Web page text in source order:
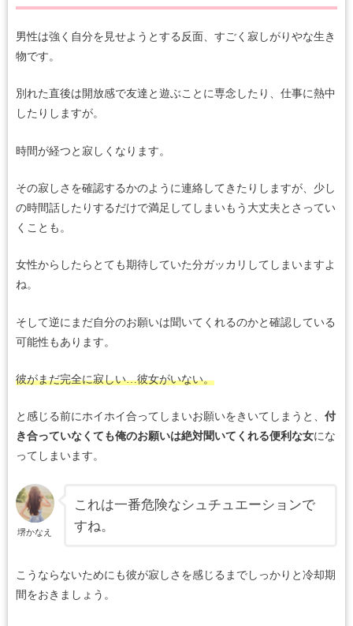
男性は強く自分を見せようとする反面、すごく寂しがりやな生き
物です。
別れた直後は開放感で友達と遊ぶことに専念したり、仕事に熱中
したりしますが。
時間が経つと寂しくなります。
その寂しさを確認するかのように連絡してきたりしますが、少し
の時間話したりするだけで満足してしまいもう大丈夫とさってい
くことも。
女性からしたらとても期待していた分ガッカリしてしまいますよ
ね。
そして逆にまだ自分のお願いは聞いてくれるのかと確認している
可能性もあります。
彼がまだ完全に寂しい…彼女がいない。
と感じる前にホイホイ合ってしまいお願いをきいてしまうと、 付
き合っていなくても俺のお願いは絶対聞いてくれる便利な女にな
ってしまいます。
堺かなえ
これは一番危険なシュチュエーションで
すね。
こうならないためにも彼が寂しさを感じるまでしっかりと冷却期
間をおきましょう。